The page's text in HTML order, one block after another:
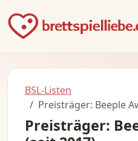
BSL-Listen
Preisträger: Beeple
Preisträger: